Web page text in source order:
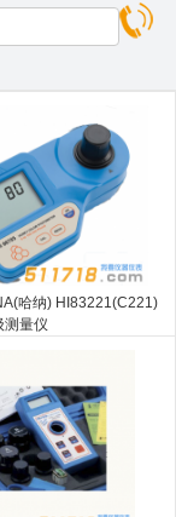
哈纳) HI83221(C221)
测量仪